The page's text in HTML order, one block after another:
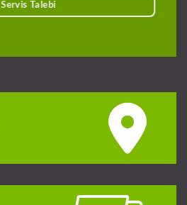
Servis Talebi